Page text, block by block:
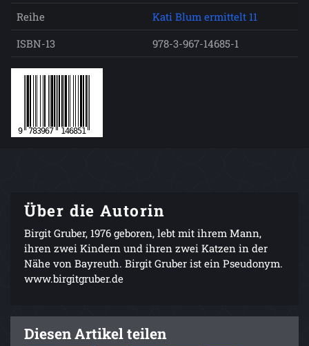
Reihe
Kati Blum ermittelt 11
ISBN-13
978-3-967-14685-1
Über die Autorin
Birgit Gruber, 1976 geboren, lebt mit ihrem Mann,
ihren zwei Kindern und ihren zwei Katzen in der
Nähe von Bayreuth. Birgit Gruber ist ein Pseudonym.
www.birgitgruber.de
Diesen Artikel teilen